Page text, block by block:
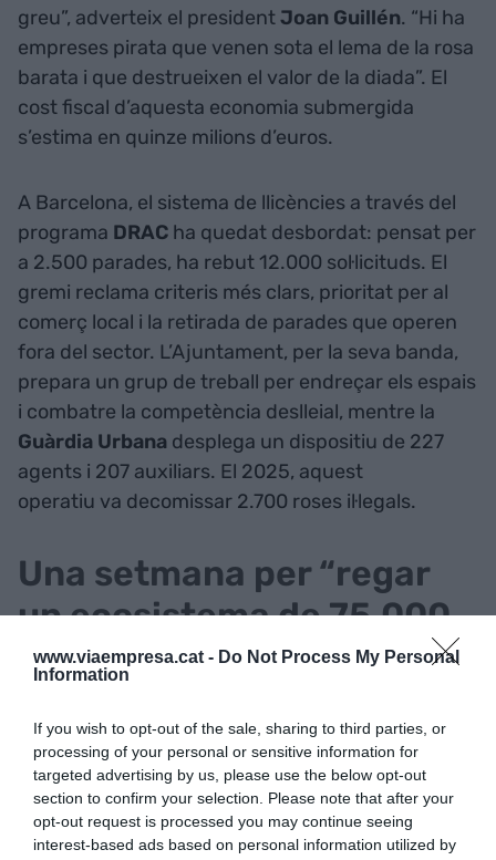
www.viaempresa.cat - Do Not Process My Personal
Information
If you wish to opt-out of the sale, sharing to third parties, or
processing of your personal or sensitive information for
targeted advertising by us, please use the below opt-out
section to confirm your selection. Please note that after your
opt-out request is processed you may continue seeing
interest-based ads based on personal information utilized by
greu”, adverteix el presidentJoan Guillén. “Hi ha
empreses pirata que venen sota el lema de la rosa
barata i que destrueixen el valor de la diada”. El
cost fiscal d’aquesta economia submergida
s’estima en quinze milions d’euros.
A Barcelona, el sistema de llicències a través del
programa DRAC ha quedat desbordat: pensat per
a 2.500 parades, ha rebut 12.000 sol·licituds. El
gremi reclama criteris més clars, prioritat per al
comerç local i la retirada de parades que operen
fora del sector. L’Ajuntament, per la seva banda,
prepara un grup de treball per endreçar els espais
i combatre la competència deslleial, mentre la
Guàrdia Urbana desplega un dispositiu de 227
agents i 207 auxiliars. El 2025, aquest
operatiu va decomissar 2.700 roses il·legals.
Una setmana per “regar
un ecosistema de 75.000
títols”